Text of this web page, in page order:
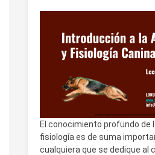
El conocimiento profundo de
fisiología es de suma
cualquiera que se dedique al